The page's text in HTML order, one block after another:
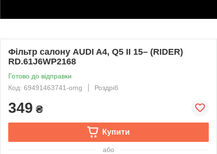
Фільтр салону AUDI A4, Q5 II 15– (RIDER)
RD.61J6WP2168
Готово до відправки
Код: 69491463741-omg
Роздріб
349 ₴
Купити
або